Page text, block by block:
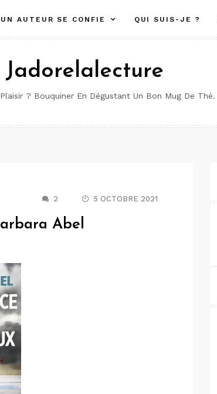
UN AUTEUR SE CONFIE QUI SUIS-JE ?
Jadorelalecture
? Bouquiner En Dégustant Un Bon Mug De Thé.
2 5 OCTOBRE 2021
Abel